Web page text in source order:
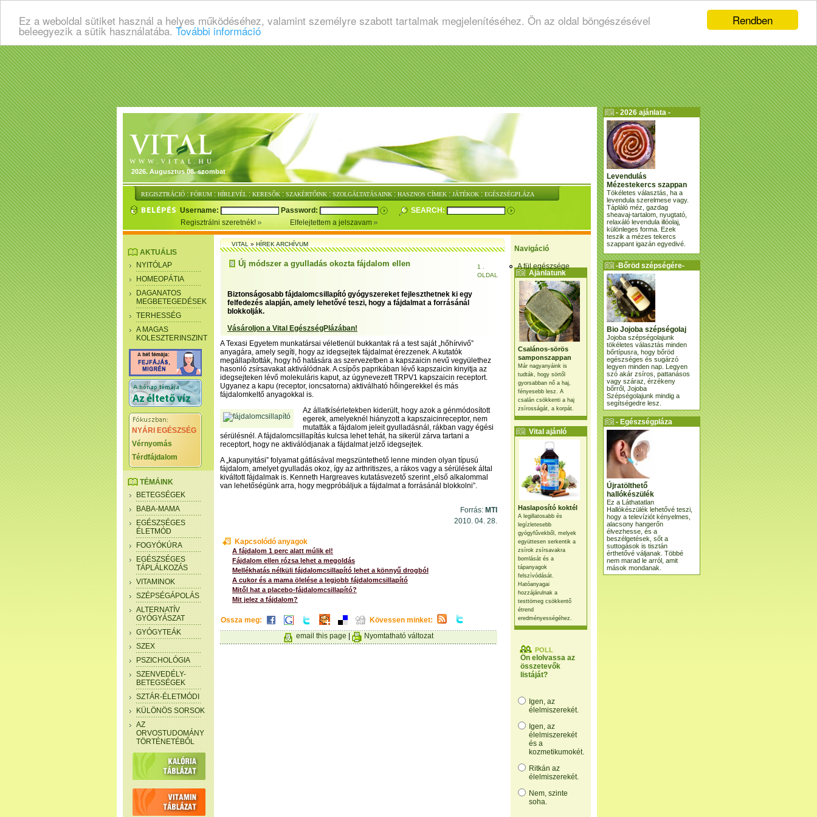
Rendben
Ez a weboldal sütiket használ a helyes működéséhez, valamint személyre szabott tartalmak megjelenítéséhez. Ön az oldal böngészésével
beleegyezik a sütik használatába. További információ
2026. Augusztus 08. szombat
REGISZTRÁCIÓ : FÓRUM : HÍRLEVÉL : KERESŐK : SZAKÉRTŐINK : SZOLGÁLTATÁSAINK : HASZNOS CÍMEK : JÁTÉKOK : EGÉSZSÉGPLÁZA
Username: Password:
SEARCH:
Regisztrálni szeretnék!
Elfelejtettem a jelszavam
Navigáció
A fül egészsége
Ajánlatunk
Csalános-sörös
samponszappan
Már nagyanyáink is
tudták, hogy sörtől
gyorsabban nő a haj,
fényesebb lesz. A
csalán csökkenti a haj
zsírosságát, a korpát.
Vital ajánló
Haslaposító koktél
A legillatosabb és
legízletesebb
gyógyfűvekből, melyek
együttesen serkentik a
zsírok zsírsavakra
bomlását és a
tápanyagok
felszívódását.
Hatóanyagai
hozzájárulnak a
testtömeg csökkentő
étrend
eredményességéhez.
POLL
Ön elolvassa az
összetevők
listáját?
Igen, az
élelmiszerekét.
Igen, az
élelmiszerekét
és a
kozmetikumokét.
Ritkán az
élelmiszerekét.
Nem, szinte
soha.
AKTUÁLIS
NYITÓLAP
HOMEOPÁTIA
DAGANATOS
MEGBETEGEDÉSEK
TERHESSÉG
A MAGAS
KOLESZTERINSZINT
NYÁRI EGÉSZSÉG
Vérnyomás
Térdfájdalom
TÉMÁINK
BETEGSÉGEK
BABA-MAMA
EGÉSZSÉGES
ÉLETMÓD
FOGYÓKÚRA
EGÉSZSÉGES
TÁPLÁLKOZÁS
VITAMINOK
SZÉPSÉGÁPOLÁS
ALTERNATÍV
GYÓGYÁSZAT
GYÓGYTEÁK
SZEX
PSZICHOLÓGIA
SZENVEDÉLY-
BETEGSÉGEK
SZTÁR-ÉLETMÓDI
KÜLÖNÖS SORSOK
AZ
ORVOSTUDOMÁNY
TÖRTÉNETÉBŐL
VITAL»HÍREK ARCHÍVUM
Új módszer a gyulladás okozta fájdalom ellen
1 .
OLDAL
Biztonságosabb fájdalomcsillapító gyógyszereket fejleszthetnek ki egy
felfedezés alapján, amely lehetővé teszi, hogy a fájdalmat a forrásánál
blokkolják.
Vásároljon a Vital EgészségPlázában!
A Texasi Egyetem munkatársai véletlenül bukkantak rá a test saját „hőhírvivő”
anyagára, amely segíti, hogy az idegsejtek fájdalmat érezzenek. A kutatók
megállapították, hogy hő hatására as szervezetben a kapszaicin nevű vegyülethez
hasonló zsírsavakat aktiválódnak. A csípős paprikában lévő kapszaicin kinyitja az
idegsejteken lévő molekuláris kaput, az úgynevezett TRPV1 kapszaicin receptort.
Ugyanez a kapu (receptor, ioncsatorna) aktiválható hőingerekkel és más
fájdalomkeltő anyagokkal is.
Az állatkísérletekben kiderült, hogy azok a génmódosított
egerek, amelyeknél hiányzott a kapszaicinreceptor, nem
mutatták a fájdalom jeleit gyulladásnál, rákban vagy égési
sérülésnél. A fájdalomcsillapítás kulcsa lehet tehát, ha sikerül zárva tartani a
receptort, hogy ne aktiválódjanak a fájdalmat jelző idegsejtek.
A „kapunyitási” folyamat gátlásával megszüntethető lenne minden olyan típusú
fájdalom, amelyet gyulladás okoz, így az arthritiszes, a rákos vagy a sérülések által
kiváltott fájdalmak is. Kenneth Hargreaves kutatásvezető szerint „első alkalommal
van lehetőségünk arra, hogy megpróbáljuk a fájdalmat a forrásánál blokkolni”.
Forrás: MTI
2010. 04. 28.
Kapcsolódó anyagok
A fájdalom 1 perc alatt múlik el!
Fájdalom ellen rózsa lehet a megoldás
Mellékhatás nélküli fájdalomcsillapító lehet a könnyű drogból
A cukor és a mama ölelése a legjobb fájdalomcsillapító
Mitől hat a placebo-fájdalomcsillapító?
Mit jelez a fájdalom?
Ossza meg:
Kövessen minket:
email this page
Nyomtatható változat
- 2026 ajánlata -
Levendulás
Mézestekercs szappan
Tökéletes választás, ha a
levendula szerelmese vagy.
Tápláló méz, gazdag
sheavaj-tartalom, nyugtató,
relaxáló levendula illóolaj,
különleges forma. Ezek
teszik a mézes tekercs
szappant igazán egyedivé.
-Bőröd szépségére-
Bio Jojoba szépségolaj
Jojoba szépségolajunk
tökéletes választás minden
bőrtípusra, hogy bőröd
egészséges és sugárzó
legyen minden nap. Legyen
szó akár zsíros, pattanásos
vagy száraz, érzékeny
bőrről, Jojoba
Szépségolajunk mindig a
segítségedre lesz.
- Egészségpláza
ajánlatunk -
Újratölthető
hallókészülék
Ez a Láthatatlan
Hallókészülék lehetővé teszi,
hogy a televíziót kényelmes,
alacsony hangerőn
élvezhesse, és a
beszélgetések, sőt a
suttogások is tisztán
érthetővé váljanak. Többé
nem marad le arról, amit
mások mondanak.